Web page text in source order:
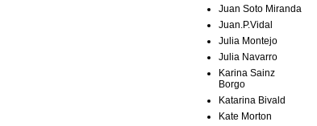
Juan Soto Miranda
Juan.P.Vidal
Julia Montejo
Julia Navarro
Karina Sainz
Borgo
Katarina Bivald
Kate Morton